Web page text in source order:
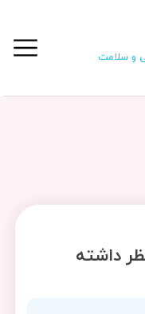
و سلامت
داشته